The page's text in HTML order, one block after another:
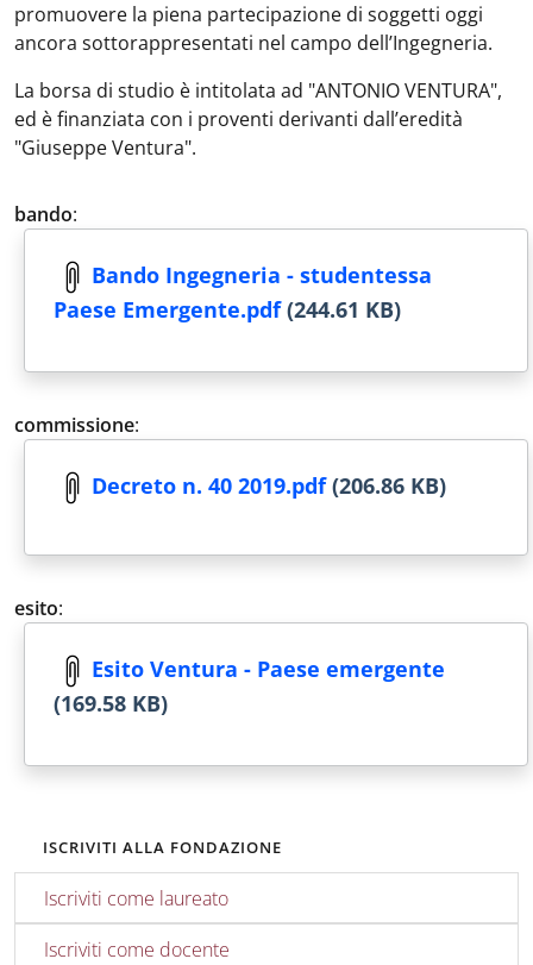
promuovere la piena partecipazione di soggetti oggi
ancora sottorappresentati nel campo dell’Ingegneria.
La borsa di studio è intitolata ad "ANTONIO VENTURA",
ed è finanziata con i proventi derivanti dall’eredità
"Giuseppe Ventura".
bando:
Bando Ingegneria - studentessa
Paese Emergente.pdf(244.61 KB)
commissione:
Decreto n. 40 2019.pdf(206.86 KB)
esito:
Esito Ventura - Paese emergente
(169.58 KB)
ISCRIVITI ALLA FONDAZIONE
Iscriviti come laureato
Iscriviti come docente